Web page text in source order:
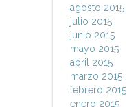
agosto 2015
julio 2015
junio 2015
mayo 2015
abril 2015
marzo 2015
febrero 2015
enero 2015